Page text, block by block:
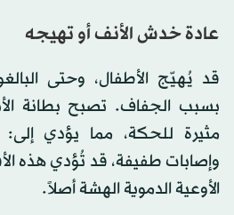
عادة خدش الأنف أو تهيجه
قد يُهيّج الأطفال، وحتى
بسبب الجفاف. تصبح بطانة
مثيرة للحكة، مما يؤدي
وإصابات طفيفة، قد تُؤدي هذه
الأوعية الدموية الهشة أصلاً.